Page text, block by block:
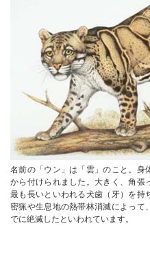
名前の「ウン」は「雲」のこと。身
から付けられました。大きく、角張
最も長いといわれる犬歯（牙）を持
密猟や生息地の熱帯林消滅によって
でに絶滅したといわれています。